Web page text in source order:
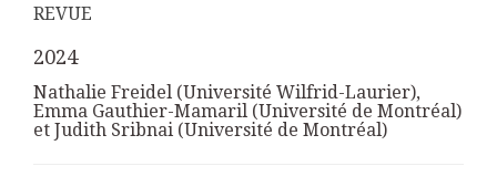
REVUE
2024
Nathalie Freidel (Université Wilfrid-Laurier),
Emma Gauthier-Mamaril (Université de Montréal)
et Judith Sribnai (Université de Montréal)